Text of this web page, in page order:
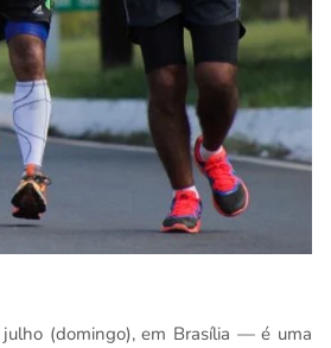
(domingo), em Brasília — é uma